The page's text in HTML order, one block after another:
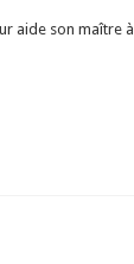
aide son maître à